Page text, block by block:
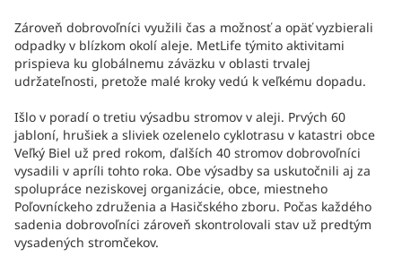
Zároveň dobrovoľníci využili čas a možnosť a opäť vyzbierali
odpadky v blízkom okolí aleje. MetLife týmito aktivitami
prispieva ku globálnemu záväzku v oblasti trvalej
udržateľnosti, pretože malé kroky vedú k veľkému dopadu.
Išlo v poradí o tretiu výsadbu stromov v aleji. Prvých 60
jabloní, hrušiek a sliviek ozelenelo cyklotrasu v katastri obce
Veľký Biel už pred rokom, ďalších 40 stromov dobrovoľníci
vysadili v apríli tohto roka. Obe výsadby sa uskutočnili aj za
spolupráce neziskovej organizácie, obce, miestneho
Poľovníckeho združenia a Hasičského zboru. Počas každého
sadenia dobrovoľníci zároveň skontrolovali stav už predtým
vysadených stromčekov.